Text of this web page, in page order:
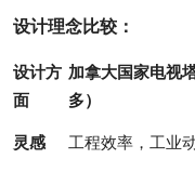
设计理念比较：
设计方
面
加拿大国家电视
多）
灵感 工程效率，工业